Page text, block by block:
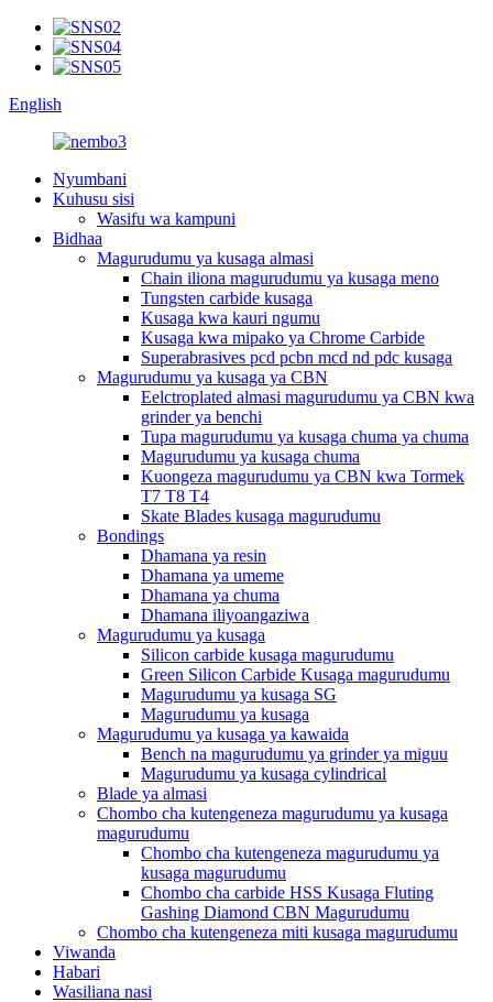
English
Nyumbani
Kuhusu sisi
Wasifu wa kampuni
Bidhaa
Magurudumu ya kusaga almasi
Chain iliona magurudumu ya kusaga meno
Tungsten carbide kusaga
Kusaga kwa kauri ngumu
Kusaga kwa mipako ya Chrome Carbide
Superabrasives pcd pcbn mcd nd pdc kusaga
Magurudumu ya kusaga ya CBN
Eelctroplated almasi magurudumu ya CBN kwa
grinder ya benchi
Tupa magurudumu ya kusaga chuma ya chuma
Magurudumu ya kusaga chuma
Kuongeza magurudumu ya CBN kwa Tormek
T7 T8 T4
Skate Blades kusaga magurudumu
Bondings
Dhamana ya resin
Dhamana ya umeme
Dhamana ya chuma
Dhamana iliyoangaziwa
Magurudumu ya kusaga
Silicon carbide kusaga magurudumu
Green Silicon Carbide Kusaga magurudumu
Magurudumu ya kusaga SG
Magurudumu ya kusaga
Magurudumu ya kusaga ya kawaida
Bench na magurudumu ya grinder ya miguu
Magurudumu ya kusaga cylindrical
Blade ya almasi
Chombo cha kutengeneza magurudumu ya kusaga
magurudumu
Chombo cha kutengeneza magurudumu ya
kusaga magurudumu
Chombo cha carbide HSS Kusaga Fluting
Gashing Diamond CBN Magurudumu
Chombo cha kutengeneza miti kusaga magurudumu
Viwanda
Habari
Wasiliana nasi